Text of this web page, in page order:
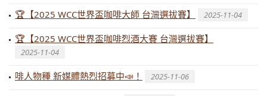
🏆【2025 WCC世界盃咖啡大師 台灣選拔賽】 2025-11-04
🏆【2025 WCC世界盃咖啡烈酒大賽 台灣選拔賽】
2025-11-04
啡人物種 新媒體熱烈招募中📣！ 2025-11-06